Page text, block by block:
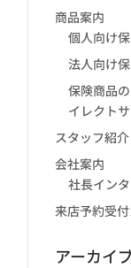
商品案内
個人向け
法人向け
保険商品
イレクト
スタッフ紹介
会社案内
社長イン
来店予約受
アーカイ